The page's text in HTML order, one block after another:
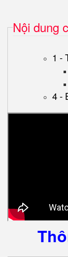
Nội dung
1 -
4 -